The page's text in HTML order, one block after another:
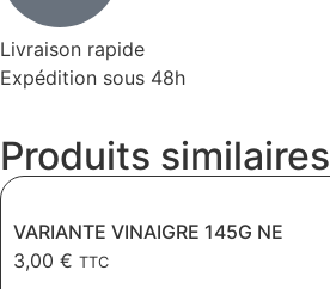
Livraison rapide
Expédition sous 48h
Produits similaires
VARIANTE VINAIGRE 145G NE
3,00 € TTC